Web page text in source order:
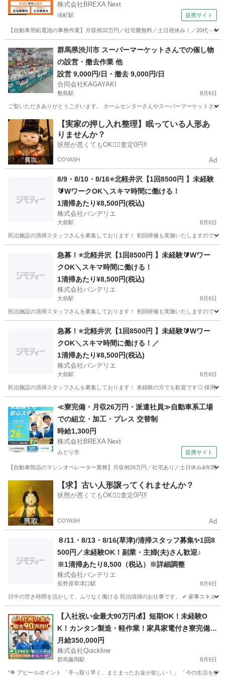
株式会社BREXA Next
境町駅 提携サイト
【自動車用鉛電池の事務作業】月収例32万円／社宅費無料／土日祝休み！／20代～
境町駅
群馬県渋川市 スーパーマーケットさんでの催し物
の設営・撤去作業 他
設営 9,000円/日・撤去 9,000円/日
合同会社KAGAYAKI
敷島駅 8月6日
ご覧いただきありがとうございます。 ホームセンターさんやスーパーマーケットさ
群馬 渋川市 敷島駅 その他 スーパーマーケット
【実家の押し入れ整理】眠っている人形あ
りませんか？
状態が悪くてもOK🙆‍♀️査定0円‼️
COYASH Ad
8/9・8/10・8/16⭐️北軽井沢【1回8500円 】未経験
🔰WワークOK＼スキマ時間に働ける！
1清掃あたり¥8,500円(税込)
株式会社バンデリエ
大前駅 8月6日
民泊施設の清掃スタッフさんを募集しております！ 初回研修も実施いたしますので
大前駅 清掃 スタッフ
急募！⭐️北軽井沢【1回8500円 】未経験🔰Wワー
クOK＼スキマ時間に働ける！
1清掃あたり¥8,500円(税込)
株式会社バンデリエ
大前駅 8月6日
民泊施設の清掃スタッフさんを募集しております！ 初回研修も実施いたしますので
大前駅 清掃 スタッフ
急募！⭐️北軽井沢【1回8500円 】未経験🔰Wワー
クOK＼スキマ時間に働ける！／
1清掃あたり¥8,500円(税込)
株式会社バンデリエ
大前駅 8月6日
民泊施設の清掃スタッフさんを募集しております！ 未経験の方でも歓迎です◎ 採用
大前駅 清掃 スタッフ
≪寮完備・月収26万円・派遣社員≫自動車系工場
での組立・加工・プレス 交替制
時給1,300円
株式会社BREXA Next
みどり市 提携サイト
【自動車部品のマシンオペレーター業務】月収例26万円／社宅あり／土日休み&年
その他
【求】古い人形譲ってくれませんか？
状態が悪くてもOK🙆‍♀️査定0円‼️
COYASH Ad
８/11・8/13・8/16(草津)/清掃スタッフ募集✨1回8
500円／未経験OK！副業・主婦(夫)さん歓迎♪
※1清掃あたり8,500（税込）※詳細調整
株式会社バンデリエ
長野原草津口駅 8月6日
日中の空き時間を活かして、ムリなく働ける 民泊清掃のお仕事です。 ✔ 家事スキル
長野原草津口駅 清掃 スタッフ
【入社祝い金最大90万円💰】短期OK！未経験O
K！カンタン製造・軽作業！家具家電付き寮完備
🏠
月給350,000円
株式会社Quickline
群馬藤岡駅 8月5日
"🌟 アピールポイント 「手っ取り早く、まとまったお金が欲しい！」 「今の生活を抜